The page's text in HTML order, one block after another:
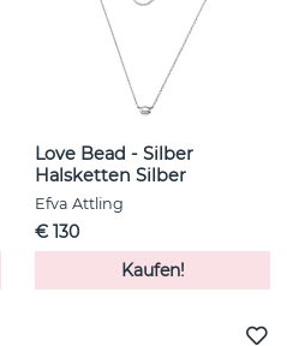
Love Bead - Silber
Halsketten Silber
Efva Attling
€ 130
Kaufen!